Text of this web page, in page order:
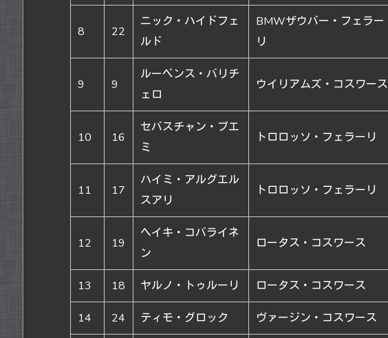
8 22
ニック・ハイドフェ
ルド
BMWザウバー・フェラー
リ
9 9
ルーベンス・バリチ
ェロ
ウイリアムズ・コスワース
10 16
セバスチャン・ブエ
ミ
トロロッソ・フェラーリ
11 17
ハイミ・アルグエル
スアリ
トロロッソ・フェラーリ
12 19
ヘイキ・コバライネ
ン
ロータス・コスワース
13 18 ヤルノ・トゥルーリ ロータス・コスワース
14 24 ティモ・グロック ヴァージン・コスワース